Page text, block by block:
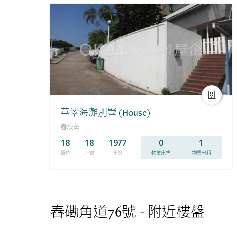
華翠海灘別墅 (House)
舂坎角
18
單位
18
座數
1977
年份
0
物業出售
1
物業出租
舂磡角道76號 - 附近樓盤